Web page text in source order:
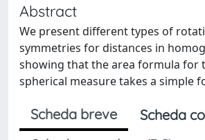
Abstract
We present different types of
symmetries for distances in
showing that the area formula for
spherical measure takes a simple
Scheda breve
Scheda